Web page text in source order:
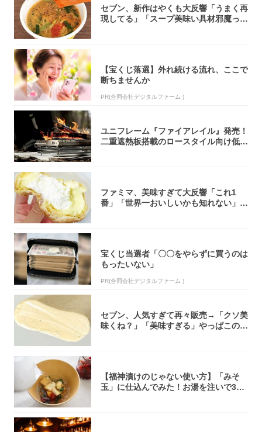
セブン、新作はやくも大反響「うまく再
現してる」「スープ美味い具材邪魔って
【宝くじ落選】外れ続ける流れ、ここで
断ちませんか
PR(合同会社デジタルファーム )
ユニフレーム『ファイアレイル』発売！
二重遮熱板搭載のロースタイル向け低型
ファミマ、美味すぎて大反響「これ1
番」「世界一おいしいかも知れない」
宝くじ当選者「〇〇をやらずに買うのは
もったいない」
PR(合同会社デジタルファーム )
セブン、人気すぎて再々販売→「クソ美
味くね？」「美味すぎる」やっぱこのク
【福神漬けのじゃない使い方】「みそ
玉」に仕込んでみた！お湯を注いで30